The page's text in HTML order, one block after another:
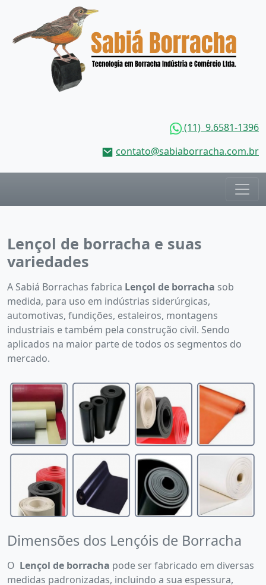
(11) 9.6581-1396
contato@sabiaborracha.com.br
Lençol de borracha e suas
variedades
A Sabiá Borrachas fabrica Lençol de borracha sob
medida, para uso em indústrias siderúrgicas,
automotivas, fundições, estaleiros, montagens
industriais e também pela construção civil. Sendo
aplicados na maior parte de todos os segmentos do
mercado.
Dimensões dos Lençóis de Borracha
O Lençol de borracha pode ser fabricado em diversas
medidas padronizadas, incluindo a sua espessura,